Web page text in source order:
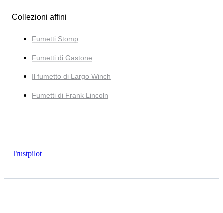
Collezioni affini
Fumetti Stomp
Fumetti di Gastone
Il fumetto di Largo Winch
Fumetti di Frank Lincoln
Trustpilot